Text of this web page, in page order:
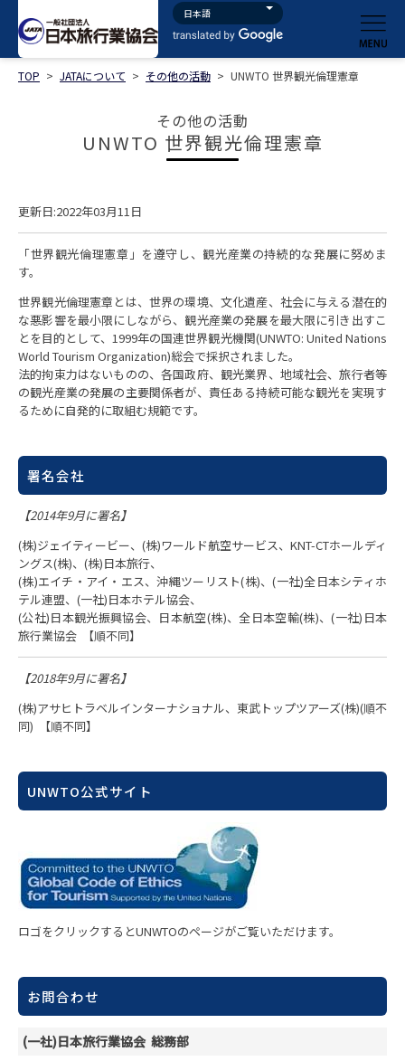
TOP > JATAについて > その他の活動 > UNWTO 世界観光倫理憲章
その他の活動
UNWTO 世界観光倫理憲章
更新日:2022年03月11日
「世界観光倫理憲章」を遵守し、観光産業の持続的な発展に努めま
す。
世界観光倫理憲章とは、世界の環境、文化遺産、社会に与える潜在的
な悪影響を最小限にしながら、観光産業の発展を最大限に引き出すこ
とを目的として、1999年の国連世界観光機関(UNWTO: United Nations
World Tourism Organization)総会で採択されました。
法的拘束力はないものの、各国政府、観光業界、地域社会、旅行者等
の観光産業の発展の主要関係者が、責任ある持続可能な観光を実現す
るために自発的に取組む規範です。
署名会社
【2014年9月に署名】
(株)ジェイティービー、(株)ワールド航空サービス、KNT-CTホールディ
ングス(株)、(株)日本旅行、
(株)エイチ・アイ・エス、沖縄ツーリスト(株)、(一社)全日本シティホ
テル連盟、(一社)日本ホテル協会、
(公社)日本観光振興協会、日本航空(株)、全日本空輸(株)、(一社)日本
旅行業協会 【順不同】
【2018年9月に署名】
(株)アサヒトラベルインターナショナル、東武トップツアーズ(株)(順不
同) 【順不同】
UNWTO公式サイト
ロゴをクリックするとUNWTOのページがご覧いただけます。
お問合わせ
(一社)日本旅行業協会 総務部